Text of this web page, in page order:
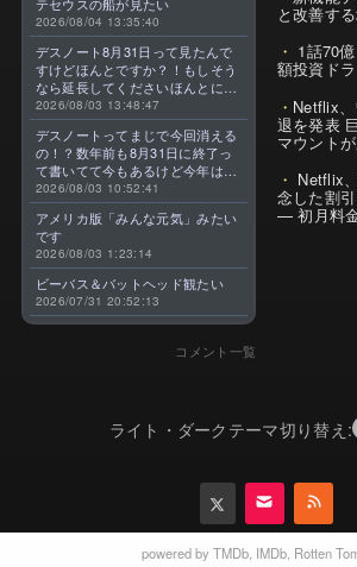
2026/08/04 13:35:40
デスノート8月31日って見たんで
すけどほんとですか？！もしそう
なら延長してくださいほんとに大
好きなんです😭
2026/08/03 13:48:47
デスノートってまじで今回消える
の！？数年前も8月31日に終了っ
て書いてて今もあるけど今年はま
じのやつ！？よくわからん！！で
きればなくならないでほしい！平
成アニメを振り返らせてくれっ
っ！！！！！！！
2026/08/03 10:52:41
アメリカ版「みんな元気」みたい
です
2026/08/03 1:23:14
ビーバス＆バットヘッド観たい
2026/07/31 20:52:13
コメント一覧
と改善す
1話70
額投資ド
Netflix
退を発表
マウント
Netflix
念した割
— 初月料
ライト・ダークテーマ切り替え:
powered by TMDb, IMDb, Rotten